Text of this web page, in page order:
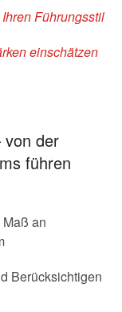
Führungsstil
einschätzen
von der
führen
an
Berücksichtigen